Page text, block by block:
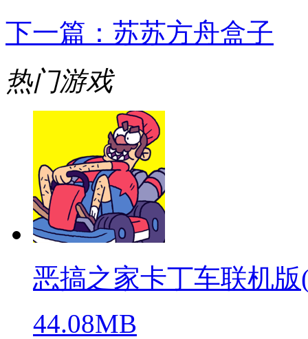
下一篇： 苏苏方舟盒子
热门游戏
恶搞之家卡丁车联机版
44.08MB